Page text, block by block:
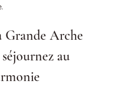
Grande Arche
au